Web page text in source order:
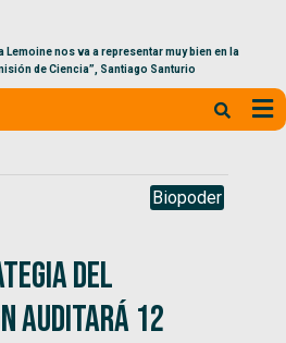
Lemoine nos va a representar muy bien en la
de Ciencia”, Santiago Santurio
Biopoder
del
auditará 12